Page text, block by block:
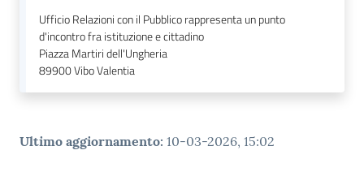
Ufficio Relazioni con il Pubblico rappresenta un punto
d'incontro fra istituzione e cittadino
Piazza Martiri dell'Ungheria
89900Vibo Valentia
Ultimo aggiornamento: 10-03-2026, 15:02